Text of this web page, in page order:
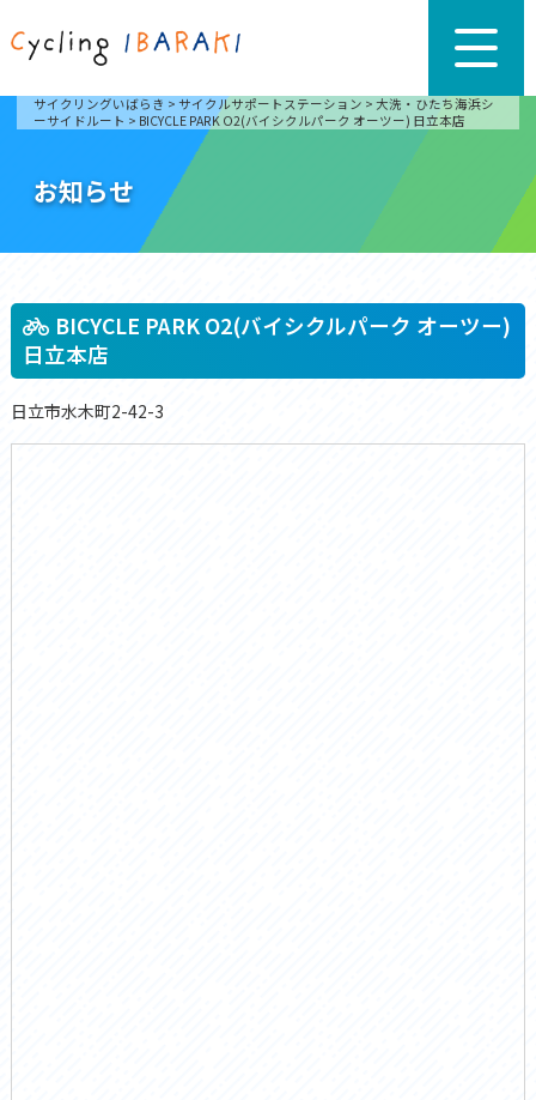
サイクリングいばらき > サイクルサポートステーション > 大洗・ひたち海浜シ
ーサイドルート > BICYCLE PARK O2(バイシクルパーク オーツー) 日立本店
お知らせ
BICYCLE PARK O2(バイシクルパーク オーツー)
日立本店
日立市水木町2-42-3